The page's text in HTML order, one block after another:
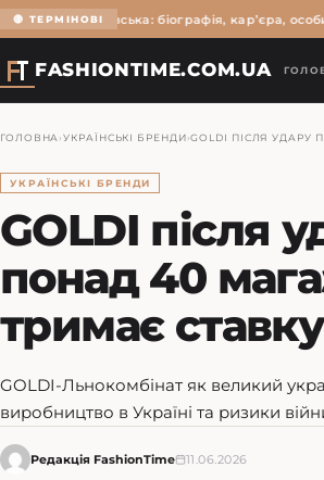
🔴 ТЕРМІНОВІ
Мартиновська: біографія, кар’єра,
FASHIONTIME.COM.UA
ГОЛОВНА ›УКРАЇНСЬКІ БРЕНДИ›GOLDI ПІСЛЯ УДАРУ
УКРАЇНСЬКІ БРЕНДИ
GOLDI після
понад 40
тримає
GOLDI-Льнокомбінат як великий
виробництво в Україні та ризики
Редакція FashionTime 11.06.2026